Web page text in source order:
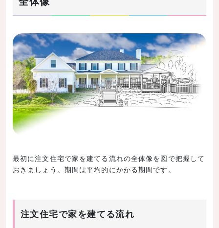
（1）地鎮祭（必要な方のみ）
（3）上棟式（必要な方のみ）
（4）工事の進捗状況の確認
（5）壁紙やカーテンなどを決める打ち合わせを行う
（施工を行う会社によって異なる）
5.【第4段階】完成してから入居までの流れ
（1）完成立ち会い（最終的なチェック）
（4）家の引き渡し
最初に注文住宅で家を建てる流れの全体像を図で把握して
おきましょう。期間は平均的にかかる期間です。
注文住宅で家を建てる流れ